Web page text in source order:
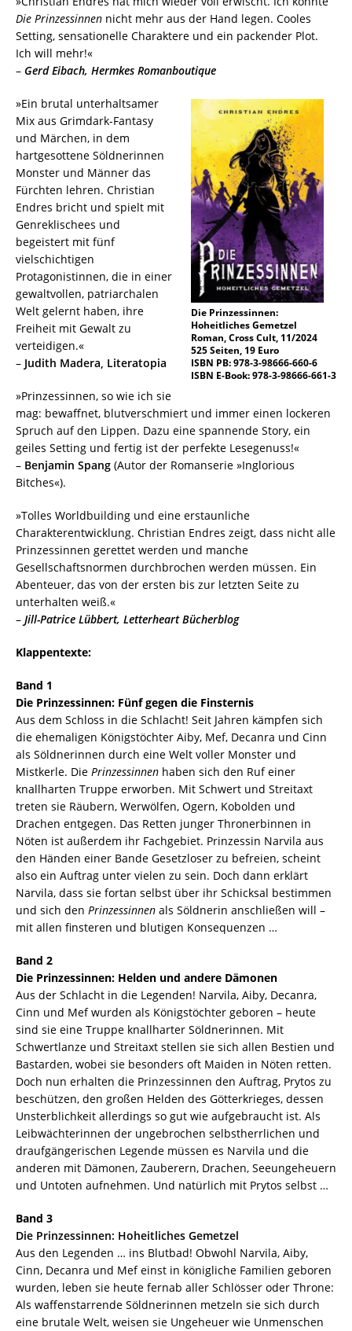
Die Prinzessinnen nicht mehr aus der Hand legen. Cooles
Setting, sensationelle Charaktere und ein packender Plot.
Ich will mehr!«
– Gerd Eibach, Hermkes Romanboutique
Die Prinzessinnen:
Hoheitliches Gemetzel
Roman, Cross Cult, 11/2024
525 Seiten, 19 Euro
ISBN PB: 978-3-98666-660-6
ISBN E-Book: 978-3-98666-661-3
»Ein brutal unterhaltsamer
Mix aus Grimdark-Fantasy
und Märchen, in dem
hartgesottene Söldnerinnen
Monster und Männer das
Fürchten lehren. Christian
Endres bricht und spielt mit
Genreklischees und
begeistert mit fünf
vielschichtigen
Protagonistinnen, die in einer
gewaltvollen, patriarchalen
Welt gelernt haben, ihre
Freiheit mit Gewalt zu
verteidigen.«
– Judith Madera, Literatopia
»Prinzessinnen, so wie ich sie
mag: bewaffnet, blutverschmiert und immer einen lockeren
Spruch auf den Lippen. Dazu eine spannende Story, ein
geiles Setting und fertig ist der perfekte Lesegenuss!«
– Benjamin Spang (Autor der Romanserie »Inglorious
Bitches«).
»Tolles Worldbuilding und eine erstaunliche
Charakterentwicklung. Christian Endres zeigt, dass nicht alle
Prinzessinnen gerettet werden und manche
Gesellschaftsnormen durchbrochen werden müssen. Ein
Abenteuer, das von der ersten bis zur letzten Seite zu
unterhalten weiß.«
– Jill-Patrice Lübbert, Letterheart Bücherblog
Klappentexte:
Band 1
Die Prinzessinnen: Fünf gegen die Finsternis
Aus dem Schloss in die Schlacht! Seit Jahren kämpfen sich
die ehemaligen Königstöchter Aiby, Mef, Decanra und Cinn
als Söldnerinnen durch eine Welt voller Monster und
Mistkerle. Die Prinzessinnen haben sich den Ruf einer
knallharten Truppe erworben. Mit Schwert und Streitaxt
treten sie Räubern, Werwölfen, Ogern, Kobolden und
Drachen entgegen. Das Retten junger Thronerbinnen in
Nöten ist außerdem ihr Fachgebiet. Prinzessin Narvila aus
den Händen einer Bande Gesetzloser zu befreien, scheint
also ein Auftrag unter vielen zu sein. Doch dann erklärt
Narvila, dass sie fortan selbst über ihr Schicksal bestimmen
und sich den Prinzessinnen als Söldnerin anschließen will –
mit allen finsteren und blutigen Konsequenzen …
Band 2
Die Prinzessinnen: Helden und andere Dämonen
Aus der Schlacht in die Legenden! Narvila, Aiby, Decanra,
Cinn und Mef wurden als Königstöchter geboren – heute
sind sie eine Truppe knallharter Söldnerinnen. Mit
Schwertlanze und Streitaxt stellen sie sich allen Bestien und
Bastarden, wobei sie besonders oft Maiden in Nöten retten.
Doch nun erhalten die Prinzessinnen den Auftrag, Prytos zu
beschützen, den großen Helden des Götterkrieges, dessen
Unsterblichkeit allerdings so gut wie aufgebraucht ist. Als
Leibwächterinnen der ungebrochen selbstherrlichen und
draufgängerischen Legende müssen es Narvila und die
anderen mit Dämonen, Zauberern, Drachen, Seeungeheuern
und Untoten aufnehmen. Und natürlich mit Prytos selbst …
Band 3
Die Prinzessinnen: Hoheitliches Gemetzel
Aus den Legenden … ins Blutbad! Obwohl Narvila, Aiby,
Cinn, Decanra und Mef einst in königliche Familien geboren
wurden, leben sie heute fernab aller Schlösser oder Throne:
Als waffenstarrende Söldnerinnen metzeln sie sich durch
eine brutale Welt, weisen sie Ungeheuer wie Unmenschen